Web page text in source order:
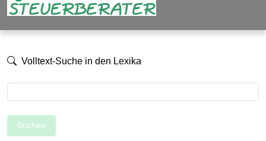
Volltext-Suche in den Lexika
Suchen